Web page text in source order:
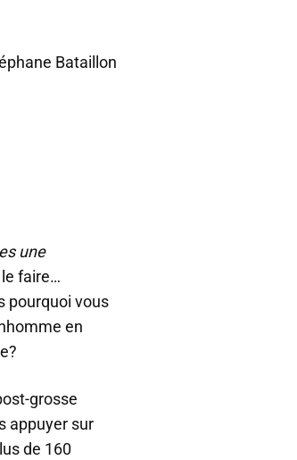
Bataillon
une
le faire…
pourquoi vous
en
grosse
appuyer sur
de 160